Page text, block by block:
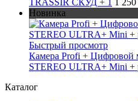
Новинка
Быстрый просмотр
Камера Profi + Цифровой
STEREO ULTRA+ Mini +
Каталог